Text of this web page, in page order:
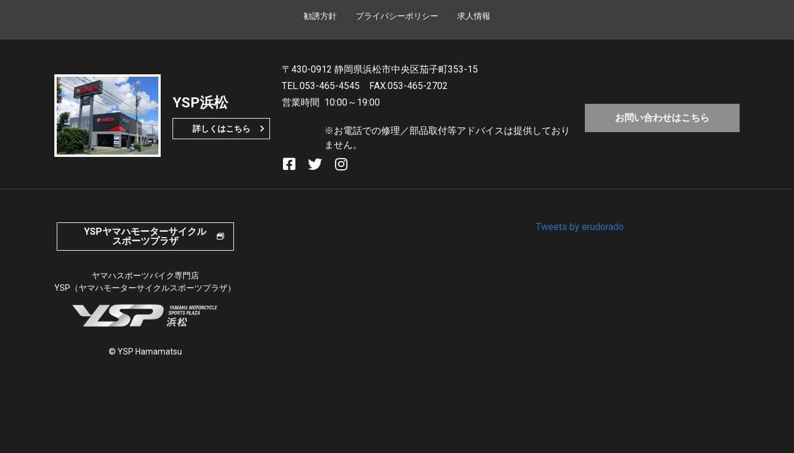
勧誘方針 プライバシーポリシー 求人情報
YSP浜松
詳しくはこちら
〒430-0912 静岡県浜松市中央区茄子町353-15
TEL.053-465-4545
FAX.053-465-2702
営業時間 10:00～19:00
※お電話での修理／部品取付等アドバイスは提供しており
ません。
お問い合わせはこちら
YSPヤマハモーターサイクル
スポーツプラザ
ヤマハスポーツバイク専門店
YSP（ヤマハモーターサイクルスポーツプラザ）
© YSP Hamamatsu
Tweets by erudorado